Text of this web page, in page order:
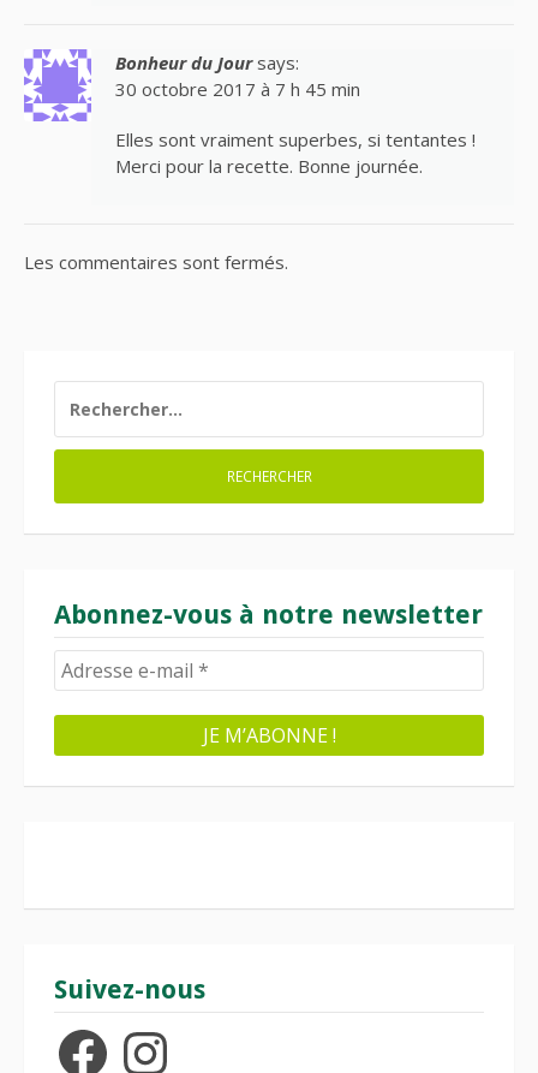
Bonheur du Jour says:
30 octobre 2017 à 7 h 45 min
Elles sont vraiment superbes, si tentantes !
Merci pour la recette. Bonne journée.
Les commentaires sont fermés.
Abonnez-vous à notre newsletter
Suivez-nous
FacebookInstagram